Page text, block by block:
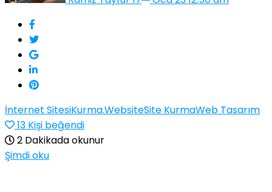
İnternet SitesiKurma.WebsiteSite KurmaWeb Tasarım
13 Kişi beğendi
2 Dakikada okunur
Şimdi oku